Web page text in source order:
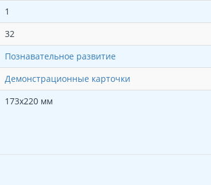
1
32
Познавательное развитие
Демонстрационные карточки
173х220 мм